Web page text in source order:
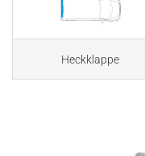
Heckklappe